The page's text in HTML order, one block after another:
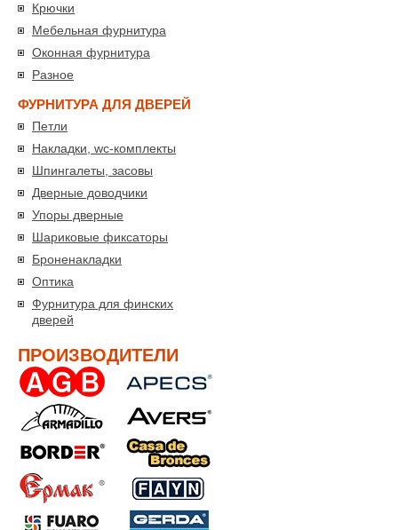
Крючки
Мебельная фурнитура
Оконная фурнитура
Разное
ФУРНИТУРА ДЛЯ ДВЕРЕЙ
Петли
Накладки, wc-комплекты
Шпингалеты, засовы
Дверные доводчики
Упоры дверные
Шариковые фиксаторы
Броненакладки
Оптика
Фурнитура для финских
дверей
ПРОИЗВОДИТЕЛИ